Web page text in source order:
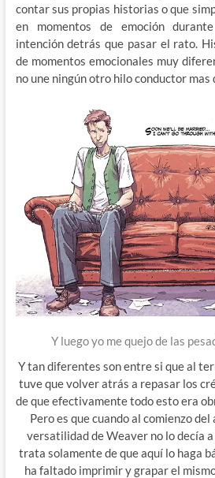
contar sus propias historias o que
en momentos de emoción
intención detrás que pasar el rato.
de momentos emocionales muy
no une ningún otro hilo conductor mas
Y luego yo me quejo de las
Y tan diferentes son entre si que al
tuve que volver atrás a repasar los
de que efectivamente todo esto era
Pero es que cuando al comienzo
versatilidad de Weaver no lo decía
trata solamente de que aquí lo haga
ha faltado imprimir y grapar el